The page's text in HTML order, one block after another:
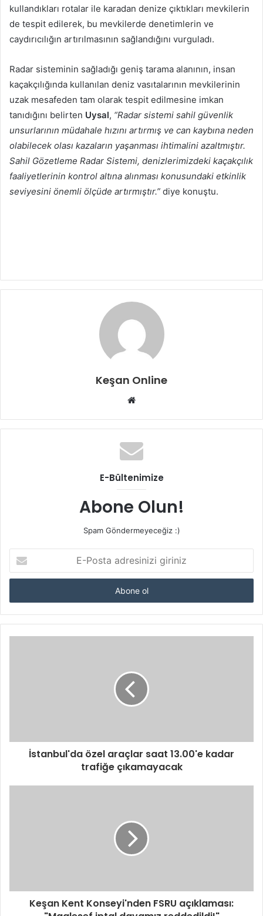
kullandıkları rotalar ile karadan denize çıktıkları mevkilerin
de tespit edilerek, bu mevkilerde denetimlerin ve
caydırıcılığın artırılmasının sağlandığını vurguladı.
Radar sisteminin sağladığı geniş tarama alanının, insan
kaçakçılığında kullanılan deniz vasıtalarının mevkilerinin
uzak mesafeden tam olarak tespit edilmesine imkan
tanıdığını belirten Uysal, “Radar sistemi sahil güvenlik
unsurlarının müdahale hızını artırmış ve can kaybına neden
olabilecek olası kazaların yaşanması ihtimalini azaltmıştır.
Sahil Gözetleme Radar Sistemi, denizlerimizdeki kaçakçılık
faaliyetlerinin kontrol altına alınması konusundaki etkinlik
seviyesini önemli ölçüde artırmıştır.” diye konuştu.​​​​​​​
Keşan Online
Web
E-Bültenimize
Abone Olun!
Spam Göndermeyeceğiz :)
Posta
adresinizi
İstanbul'da özel araçlar saat 13.00'e kadar
trafiğe çıkamayacak
Keşan Kent Konseyi'nden FSRU açıklaması: